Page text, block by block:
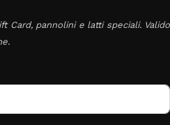
Card, pannolini e latti speciali. Valido